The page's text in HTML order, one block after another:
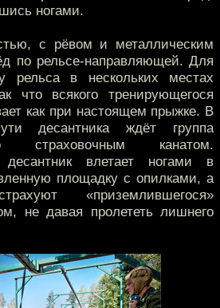
ногами.
с рёвом и металлическим
по рельсе-направляющей. Для
рельса в нескольких местах
что всякого тренирующегося
как при настоящем прыжке. В
десантника ждёт группа
страховочным канатом.
десантник влетает ногами в
площадку с опилками, а
«приземлившегося»
не давая пролететь лишнего